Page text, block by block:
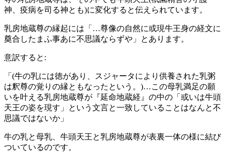
神、疫病を司る神とも)に変化すると伝えられています。
乳房地蔵尊の縁起には「 …尊像の自然に或現牛王身の経文に
奠合したまふ事あに不思議ならずや」とあります。
意訳すると :
「 (牛の乳には徳があり、スジャータにより供養された乳粥
は釈尊の覚りの縁ともなったという。 )…この母乳満足の願
いを叶える乳房地蔵尊が『延命地蔵経』の中の「或いは牛頭
天王の姿を現す」という文言と一致していることはなんと不
思議ではないか」
牛の乳と母乳、牛頭天王と乳房地蔵尊が表裏一体の様に結び
ついているのです。